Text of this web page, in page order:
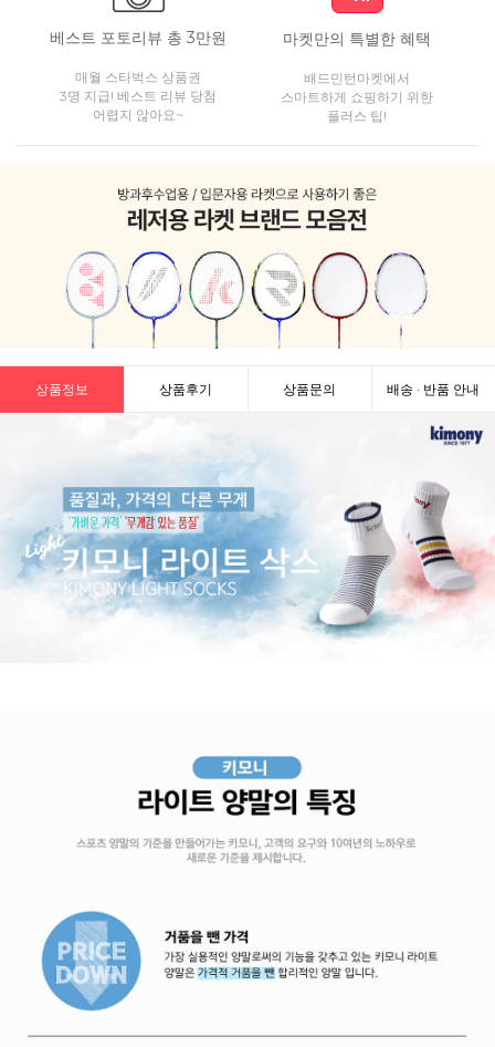
베스트 포토리뷰 총 3만원
매월 스타벅스 상품권
3명 지급! 베스트 리뷰 당첨
어렵지 않아요~
마켓만의 특별한 혜택
배드민턴마켓에서
스마트하게 쇼핑하기 위한
플러스 팁!
상품정보 상품후기 상품문의 배송 · 반품 안내